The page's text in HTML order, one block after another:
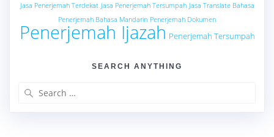
Jasa Penerjemah Terdekat Jasa Penerjemah Tersumpah Jasa Translate Bahasa
Penerjemah Bahasa Mandarin Penerjemah Dokumen
Penerjemah Ijazah Penerjemah Tersumpah
SEARCH ANYTHING